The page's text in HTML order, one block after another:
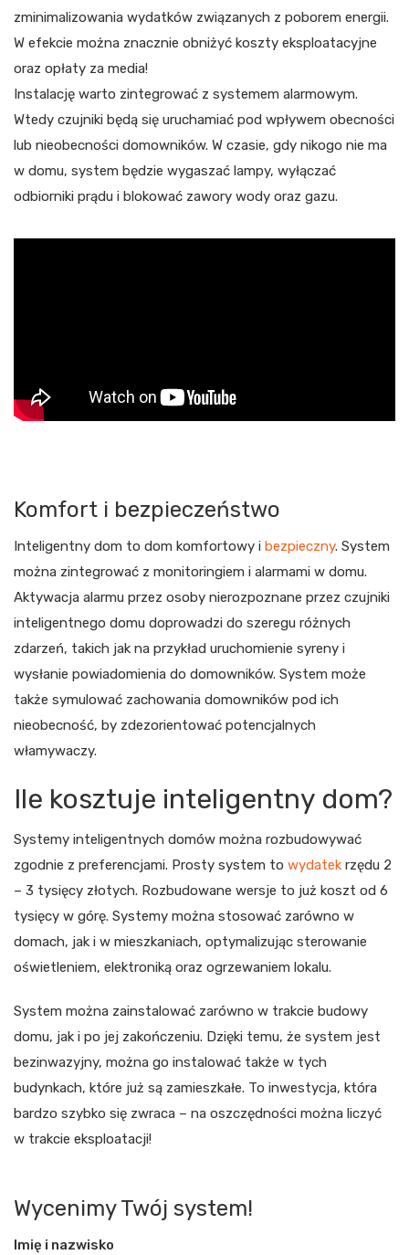
zminimalizowania wydatków związanych z poborem energii.
W efekcie można znacznie obniżyć koszty eksploatacyjne
oraz opłaty za media!
Instalację warto zintegrować z systemem alarmowym.
Wtedy czujniki będą się uruchamiać pod wpływem obecności
lub nieobecności domowników. W czasie, gdy nikogo nie ma
w domu, system będzie wygaszać lampy, wyłączać
odbiorniki prądu i blokować zawory wody oraz gazu.
Komfort i bezpieczeństwo
Inteligentny dom to dom komfortowy i bezpieczny. System
można zintegrować z monitoringiem i alarmami w domu.
Aktywacja alarmu przez osoby nierozpoznane przez czujniki
inteligentnego domu doprowadzi do szeregu różnych
zdarzeń, takich jak na przykład uruchomienie syreny i
wysłanie powiadomienia do domowników. System może
także symulować zachowania domowników pod ich
nieobecność, by zdezorientować potencjalnych
włamywaczy.
Ile kosztuje inteligentny dom?
Systemy inteligentnych domów można rozbudowywać
zgodnie z preferencjami. Prosty system to wydatek rzędu 2
– 3 tysięcy złotych. Rozbudowane wersje to już koszt od 6
tysięcy w górę. Systemy można stosować zarówno w
domach, jak i w mieszkaniach, optymalizując sterowanie
oświetleniem, elektroniką oraz ogrzewaniem lokalu.
System można zainstalować zarówno w trakcie budowy
domu, jak i po jej zakończeniu. Dzięki temu, że system jest
bezinwazyjny, można go instalować także w tych
budynkach, które już są zamieszkałe. To inwestycja, która
bardzo szybko się zwraca – na oszczędności można liczyć
w trakcie eksploatacji!
Wycenimy Twój system!
Imię i nazwisko